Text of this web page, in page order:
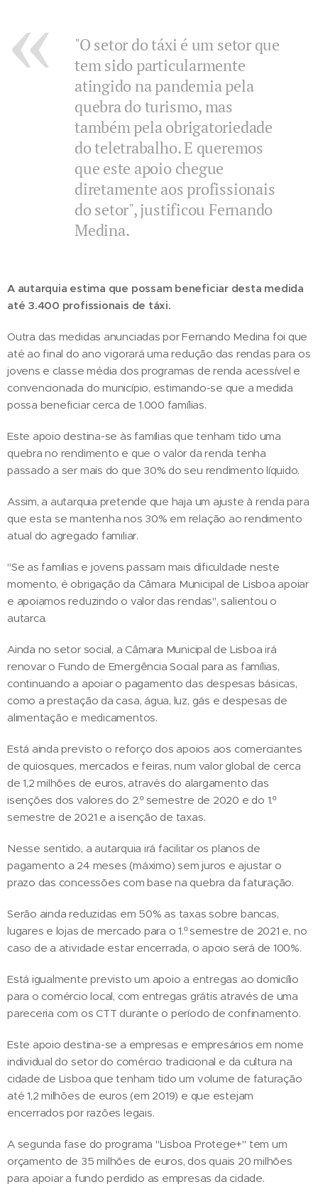
"O setor do táxi é um setor que
tem sido particularmente
atingido na pandemia pela
quebra do turismo, mas
também pela obrigatoriedade
do teletrabalho. E queremos
que este apoio chegue
diretamente aos profissionais
do setor", justificou Fernando
Medina.
A autarquia estima que possam beneficiar desta medida
até 3.400 profissionais de táxi.
Outra das medidas anunciadas por Fernando Medina foi que
até ao final do ano vigorará uma redução das rendas para os
jovens e classe média dos programas de renda acessível e
convencionada do município, estimando-se que a medida
possa beneficiar cerca de 1.000 famílias.
Este apoio destina-se às famílias que tenham tido uma
quebra no rendimento e que o valor da renda tenha
passado a ser mais do que 30% do seu rendimento líquido.
Assim, a autarquia pretende que haja um ajuste à renda para
que esta se mantenha nos 30% em relação ao rendimento
atual do agregado familiar.
"Se as famílias e jovens passam mais dificuldade neste
momento, é obrigação da Câmara Municipal de Lisboa apoiar
e apoiamos reduzindo o valor das rendas", salientou o
autarca.
Ainda no setor social, a Câmara Municipal de Lisboa irá
renovar o Fundo de Emergência Social para as famílias,
continuando a apoiar o pagamento das despesas básicas,
como a prestação da casa, água, luz, gás e despesas de
alimentação e medicamentos.
Está ainda previsto o reforço dos apoios aos comerciantes
de quiosques, mercados e feiras, num valor global de cerca
de 1,2 milhões de euros, através do alargamento das
isenções dos valores do 2.º semestre de 2020 e do 1.º
semestre de 2021 e a isenção de taxas.
Nesse sentido, a autarquia irá facilitar os planos de
pagamento a 24 meses (máximo) sem juros e ajustar o
prazo das concessões com base na quebra da faturação.
Serão ainda reduzidas em 50% as taxas sobre bancas,
lugares e lojas de mercado para o 1.º semestre de 2021 e, no
caso de a atividade estar encerrada, o apoio será de 100%.
Está igualmente previsto um apoio a entregas ao domicílio
para o comércio local, com entregas grátis através de uma
pareceria com os CTT durante o período de confinamento.
Este apoio destina-se a empresas e empresários em nome
individual do setor do comércio tradicional e da cultura na
cidade de Lisboa que tenham tido um volume de faturação
até 1,2 milhões de euros (em 2019) e que estejam
encerrados por razões legais.
A segunda fase do programa "Lisboa Protege+" tem um
orçamento de 35 milhões de euros, dos quais 20 milhões
para apoiar a fundo perdido as empresas da cidade.